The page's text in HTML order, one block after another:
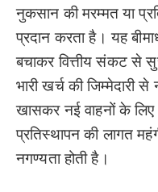
नुकसान की मरम्मत या
प्रदान करता है। यह
बचाकर वित्तीय संकट से
भारी खर्च की जिम्मेदारी
खासकर नई वाहनों के
प्रतिस्थापन की लागत
नगण्यता होती है।